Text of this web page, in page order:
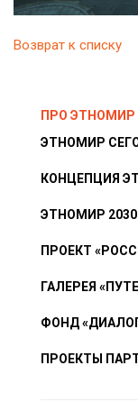
Возврат к списку
ПРО ЭТНОМИР
ЭТНОМИР
КОНЦЕПЦИЯ
ЭТНОМИР 2030
ПРОЕКТ
ГАЛЕРЕЯ
ФОНД
ПРОЕКТЫ